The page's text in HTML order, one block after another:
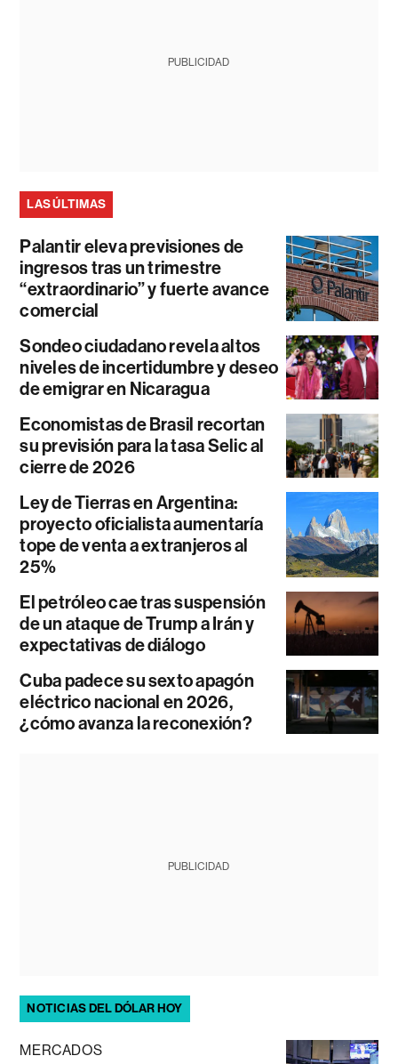
PUBLICIDAD
LAS ÚLTIMAS
Palantir eleva previsiones de
ingresos tras un trimestre
“extraordinario” y fuerte avance
comercial
Sondeo ciudadano revela altos
niveles de incertidumbre y deseo
de emigrar en Nicaragua
Economistas de Brasil recortan
su previsión para la tasa Selic al
cierre de 2026
Ley de Tierras en Argentina:
proyecto oficialista aumentaría
tope de venta a extranjeros al
25%
El petróleo cae tras suspensión
de un ataque de Trump a Irán y
expectativas de diálogo
Cuba padece su sexto apagón
eléctrico nacional en 2026,
¿cómo avanza la reconexión?
PUBLICIDAD
NOTICIAS DEL DÓLAR HOY
MERCADOS